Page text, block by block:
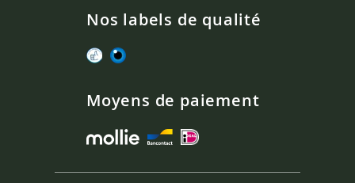
Nos labels de qualité
Moyens de paiement